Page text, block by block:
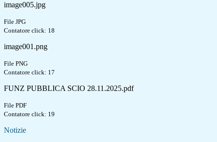
image005.jpg
File JPG
Contatore click: 18
image001.png
File PNG
Contatore click: 17
FUNZ PUBBLICA SCIO 28.11.2025.pdf
File PDF
Contatore click: 19
Notizie